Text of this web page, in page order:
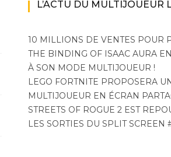
L’ACTU DU MULTIJOUEUR
10 MILLIONS DE VENTES POUR
THE BINDING OF ISAAC AURA
À SON MODE MULTIJOUEUR !
LEGO FORTNITE PROPOSERA
MULTIJOUEUR EN ÉCRAN
STREETS OF ROGUE 2 EST
LES SORTIES DU SPLIT SCREEN